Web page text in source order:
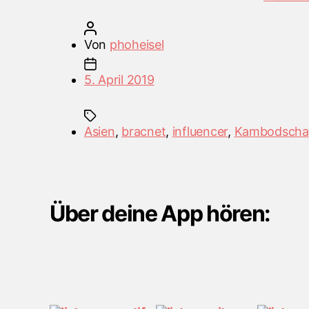
Beitragsautor
Von phoheisel
Veröffentlichungsdatum
5. April 2019
Schlagwörter
Asien, bracnet, influencer, Kambodscha
Über deine App hören: